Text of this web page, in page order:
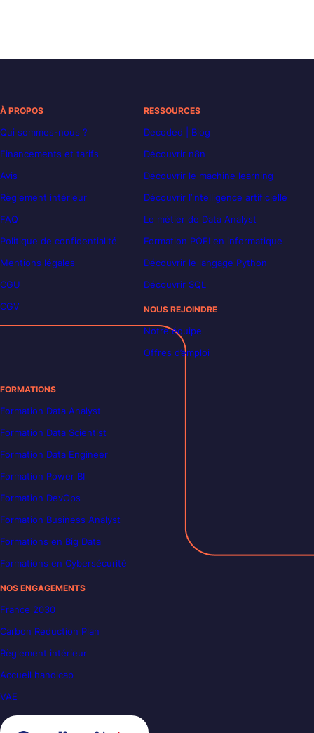
À PROPOS
Qui sommes-nous ?
Financements et tarifs
Avis
Règlement intérieur
FAQ
Politique de confidentialité
Mentions légales
CGU
CGV
RESSOURCES
Decoded | Blog
Découvrir n8n
Découvrir le machine learning
Découvrir l’intelligence artificielle
Le métier de Data Analyst
Formation POEI en informatique
Découvrir le langage Python
Découvrir SQL
NOUS REJOINDRE
Notre équipe
Offres d’emploi
FORMATIONS
Formation Data Analyst
Formation Data Scientist
Formation Data Engineer
Formation Power BI
Formation DevOps
Formation Business Analyst
Formations en Big Data
Formations en Cybersécurité
NOS ENGAGEMENTS
France 2030
Carbon Reduction Plan
Règlement intérieur
Accueil handicap
VAE